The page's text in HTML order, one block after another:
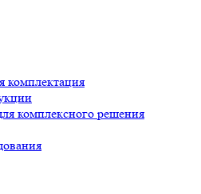
комплектация
комплексного решения